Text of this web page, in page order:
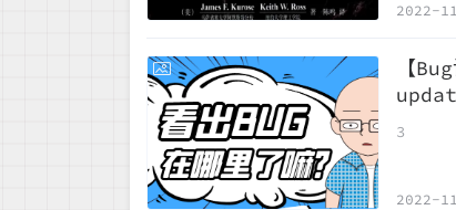
2022-
2022-
【
3
2022-